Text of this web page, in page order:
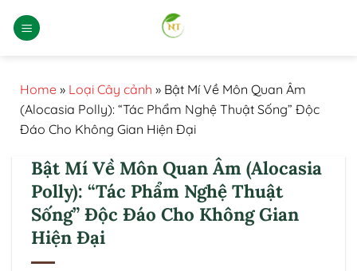
qua
Home » Loại Cây cảnh » Bật Mí Về Môn Quan Âm
(Alocasia Polly): “Tác Phẩm Nghệ Thuật Sống” Độc
Đáo Cho Không Gian Hiện Đại
Bật Mí Về Môn Quan Âm (Alocasia
Polly): “Tác Phẩm Nghệ Thuật
Sống” Độc Đáo Cho Không Gian
Hiện Đại